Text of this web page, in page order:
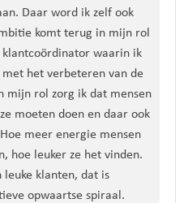
Daar word ik zelf ook
komt terug in mijn rol
waarin ik
het verbeteren van de
mijn rol zorg ik dat mensen
moeten doen en daar ook
meer energie mensen
hoe leuker ze het vinden.
leuke klanten, dat is
opwaartse spiraal.